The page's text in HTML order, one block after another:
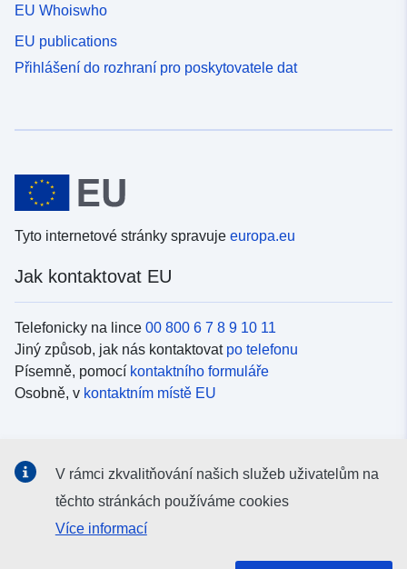
EU Whoiswho
EU publications
Přihlášení do rozhraní pro poskytovatele dat
Tyto internetové stránky spravuje europa.eu
Jak kontaktovat EU
Telefonicky na lince 00 800 6 7 8 9 10 11
Jiný způsob, jak nás kontaktovat po telefonu
Písemně, pomocí kontaktního formuláře
Osobně, v kontaktním místě EU
Vyhledávání informačních kanálů EU vsociálních médiích
V rámci zkvalitňování našich služeb uživatelům na
těchto stránkách používáme cookies
Více informací